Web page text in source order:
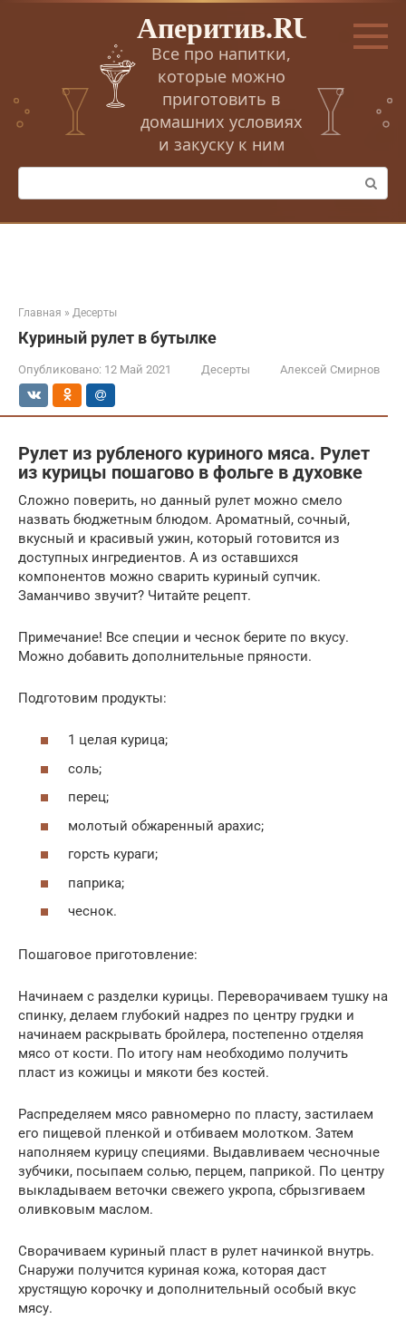
Перейти
Аперитив.RU
Все про напитки,
которые можно
приготовить в
домашних условиях
и закуску к ним
Поиск:
Главная » Десерты
Куриный рулет в бутылке
Опубликовано: 12 Май 2021 Десерты Алексей Смирнов
Рулет из рубленого куриного мяса. Рулет
из курицы пошагово в фольге в духовке
Сложно поверить, но данный рулет можно смело
назвать бюджетным блюдом. Ароматный, сочный,
вкусный и красивый ужин, который готовится из
доступных ингредиентов. А из оставшихся
компонентов можно сварить куриный супчик.
Заманчиво звучит? Читайте рецепт.
Примечание! Все специи и чеснок берите по вкусу.
Можно добавить дополнительные пряности.
Подготовим продукты:
1 целая курица;
соль;
перец;
молотый обжаренный арахис;
горсть кураги;
паприка;
чеснок.
Пошаговое приготовление:
Начинаем с разделки курицы. Переворачиваем тушку на
спинку, делаем глубокий надрез по центру грудки и
начинаем раскрывать бройлера, постепенно отделяя
мясо от кости. По итогу нам необходимо получить
пласт из кожицы и мякоти без костей.
Распределяем мясо равномерно по пласту, застилаем
его пищевой пленкой и отбиваем молотком. Затем
наполняем курицу специями. Выдавливаем чесночные
зубчики, посыпаем солью, перцем, паприкой. По центру
выкладываем веточки свежего укропа, сбрызгиваем
оливковым маслом.
Сворачиваем куриный пласт в рулет начинкой внутрь.
Снаружи получится куриная кожа, которая даст
хрустящую корочку и дополнительный особый вкус
мясу.